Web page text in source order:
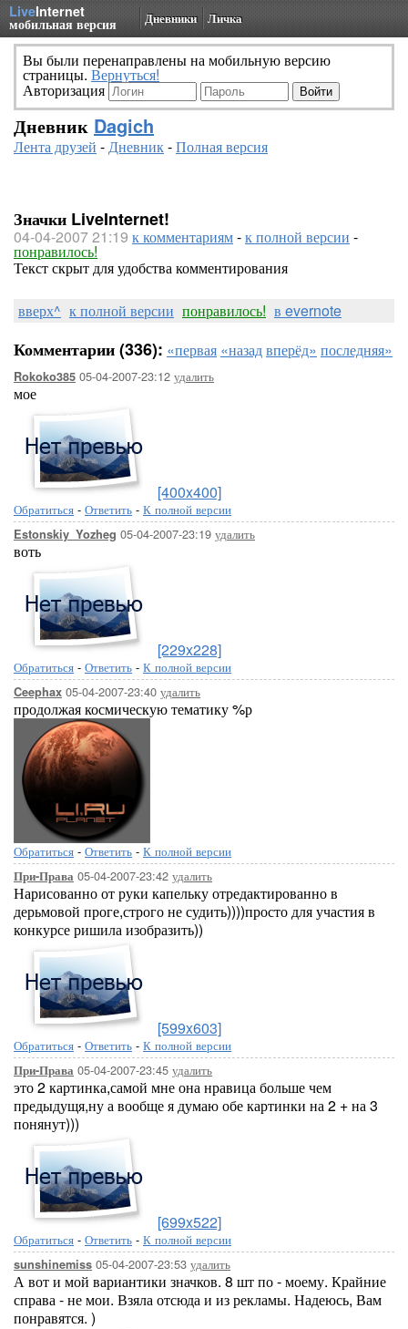
LiveInternet
мобильная версия Дневники Личка
Вы были перенаправлены на мобильную версию
страницы. Вернуться!
Авторизация
Дневник Dagich
Лента друзей -Дневник-Полная версия
Значки LiveInternet!
04-04-2007 21:19 к комментариям-к полной версии -
понравилось!
Текст скрыт для удобства комментирования
вверх^ к полной версии понравилось! в evernote
Комментарии (336): «первая «назадвперёд» последняя»
Rokoko385 05-04-2007-23:12 удалить
мое
[400x400]
Обратиться - Ответить - К полной версии
Estonskiy_Yozheg 05-04-2007-23:19 удалить
воть
[229x228]
Обратиться - Ответить - К полной версии
Ceephax 05-04-2007-23:40 удалить
продолжая космическую тематику %р
Обратиться - Ответить - К полной версии
При-Права 05-04-2007-23:42 удалить
Нарисованно от руки капельку отредактированно в
дерьмовой проге,строго не судить))))просто для участия в
конкурсе ришила изобразить))
[599x603]
Обратиться - Ответить - К полной версии
При-Права 05-04-2007-23:45 удалить
это 2 картинка,самой мне она нравица больше чем
предыдущя,ну а вообще я думаю обе картинки на 2 + на 3
понянут)))
[699x522]
Обратиться - Ответить - К полной версии
sunshinemiss 05-04-2007-23:53 удалить
А вот и мой вариантики значков. 8 шт по - моему. Крайние
справа - не мои. Взяла отсюда и из рекламы. Надеюсь, Вам
понравятся. )